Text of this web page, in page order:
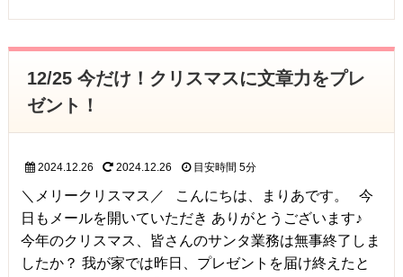
12/25 今だけ！クリスマスに文章力をプレ
ゼント！
2024.12.26 2024.12.26 目安時間 5分
＼メリークリスマス／ こんにちは、まりあです。 今
日もメールを開いていただき ありがとうございます♪
今年のクリスマス、皆さんのサンタ業務は無事終了しま
したか？ 我が家では昨日、プレゼントを届け終えたと